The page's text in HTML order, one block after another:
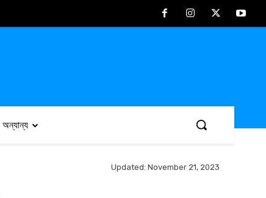
অন্যান্য
Updated: November 21, 2023